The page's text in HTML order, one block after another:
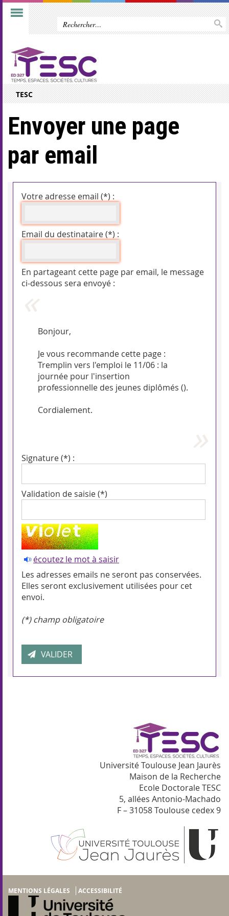
TESC
Envoyer une page
par email
Votre adresse email (*) :
Email du destinataire (*) :
En partageant cette page par email, le message
ci-dessous sera envoyé :
Bonjour,
Je vous recommande cette page :
Tremplin vers l'emploi le 11/06 : la
journée pour l'insertion
professionnelle des jeunes diplômés ().
Cordialement.
Signature (*) :
Validation de saisie (*)
écoutez le mot à saisir
Les adresses emails ne seront pas conservées.
Elles seront exclusivement utilisées pour cet
envoi.
(*) champ obligatoire
Université Toulouse Jean Jaurès
Maison de la Recherche
Ecole Doctorale TESC
5, allées Antonio-Machado
F – 31058 Toulouse cedex 9
MENTIONS LÉGALES ACCESSIBILITÉ